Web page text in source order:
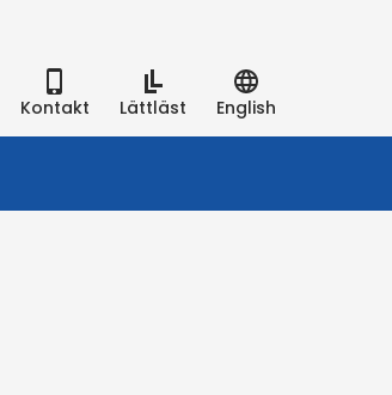
Kontakt Lättläst English